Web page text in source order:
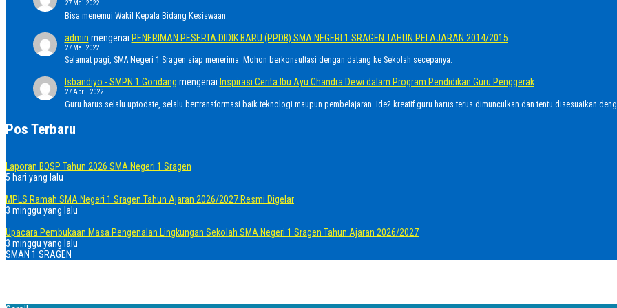
27 Mei 2022
Bisa menemui Wakil Kepala Bidang Kesiswaan.
admin mengenai PENERIMAN PESERTA DIDIK BARU (PPDB) SMA NEGERI 1 SRAGEN TAHUN PELAJARAN 2014/2015
27 Mei 2022
Selamat pagi, SMA Negeri 1 Sragen siap menerima. Mohon berkonsultasi dengan datang ke Sekolah secepanya.
Isbandiyo - SMPN 1 Gondang mengenai Inspirasi Cerita Ibu Ayu Chandra Dewi dalam Program Pendidikan Guru Penggerak
27 April 2022
Guru harus selalu uptodate, selalu bertransformasi baik teknologi maupun pembelajaran. Ide2 kreatif guru harus terus dimunculkan dan tentu disesuaikan
Pos Terbaru
Laporan BOSP Tahun 2026 SMA Negeri 1 Sragen
5 hari yang lalu
MPLS Ramah SMA Negeri 1 Sragen Tahun Ajaran 2026/2027 Resmi Digelar
3 minggu yang lalu
Upacara Pembukaan Masa Pengenalan Lingkungan Sekolah SMA Negeri 1 Sragen Tahun Ajaran 2026/2027
3 minggu yang lalu
SMAN 1 SRAGEN